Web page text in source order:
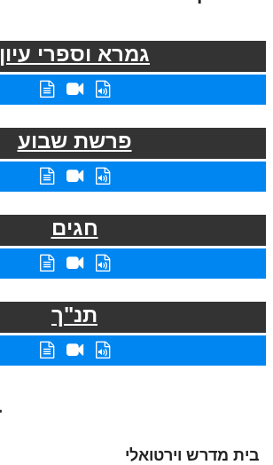
בית מדרש וירטואלי
גמרא וספרי עיון
פרשת שבוע
חגים
תנ"ך